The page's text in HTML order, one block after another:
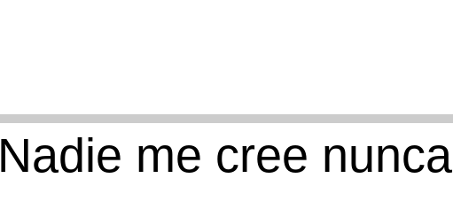
Nadie me cree nunca